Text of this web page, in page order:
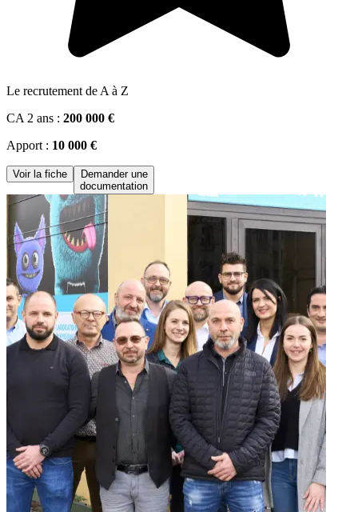
Le recrutement de A à Z
CA 2 ans : 200 000 €
Apport : 10 000 €
Voir la fiche
Demander une
documentation